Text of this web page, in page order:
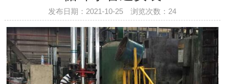
发布日期：2021-10-25 浏览次数： 24